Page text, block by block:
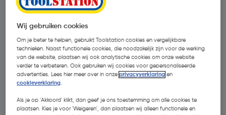
Wij gebruiken cookies
Om je beter te helpen, gebruikt Toolstation cookies en vergelijkbare
technieken. Naast functionele cookies, die noodzakelijk zijn voor de werking
van de website, plaatsen wij ook analytische cookies om onze website
verder te verbeteren. Ook gebruiken wij cookies voor gepersonaliseerde
advertenties. Lees hier meer over in onzeprivacyverklaring en
cookieverklaring.
Als je op 'Akkoord' klikt, dan geef je ons toestemming om alle cookies te
plaatsen. Kies je voor 'Weigeren', dan plaatsen wij alleen functionele en